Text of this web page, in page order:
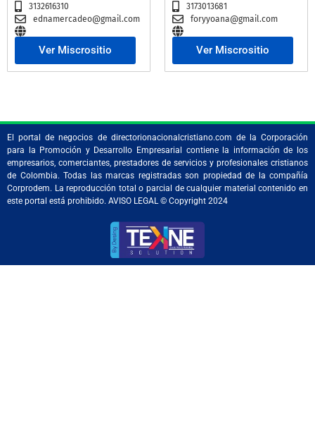
3132616310
ednamercadeo@gmail.com
Ver Miscrositio
3173013681
foryyoana@gmail.com
Ver Miscrositio
El portal de negocios de directorionacionalcristiano.com de la Corporación
para la Promoción y Desarrollo Empresarial contiene la información de los
empresarios, comerciantes, prestadores de servicios y profesionales cristianos
de Colombia. Todas las marcas registradas son propiedad de la compañía
Corprodem. La reproducción total o parcial de cualquier material contenido en
este portal está prohibido. AVISO LEGAL © Copyright 2024